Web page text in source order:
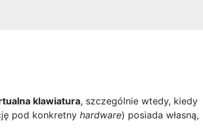
klawiatura, szczególnie wtedy, kiedy
pod konkretny hardware) posiada własną,